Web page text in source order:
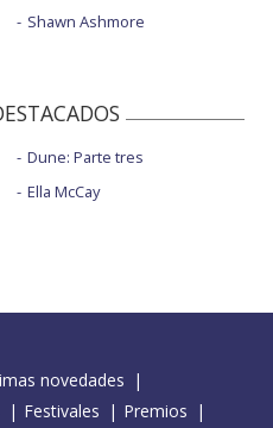
Shawn Ashmore
Dune: Parte tres
Ella McCay
novedades
Festivales
Premios